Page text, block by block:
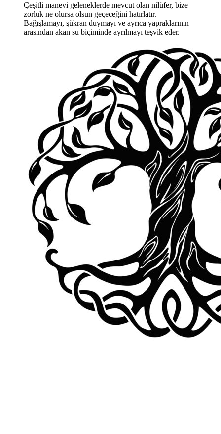
Çeşitli manevi geleneklerde mevcut olan nilüfer, bize
zorluk ne olursa olsun geçeceğini hatırlatır.
Bağışlamayı, şükran duymayı ve ayrıca yapraklarının
arasından akan su biçiminde ayrılmayı teşvik eder.